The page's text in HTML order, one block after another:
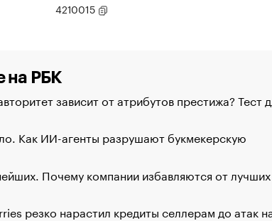
4210015
на РБК
зависит от атрибутов престижа? Тест
Как ИИ-агенты разрушают букмекерскую
Почему компании избавляются от лучших
резко нарастил кредиты селлерам до атак